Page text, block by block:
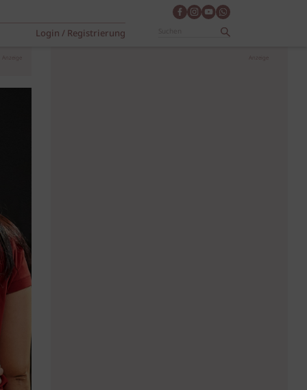
Login / Registrierung
Anzeige Anzeige